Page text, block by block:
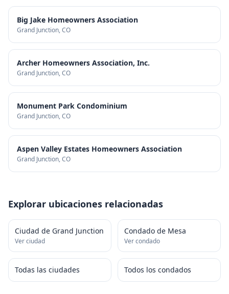
Big Jake Homeowners Association
Grand Junction, CO
Archer Homeowners Association, Inc.
Grand Junction, CO
Monument Park Condominium
Grand Junction, CO
Aspen Valley Estates Homeowners Association
Grand Junction, CO
Explorar ubicaciones relacionadas
Ciudad de Grand Junction
Ver ciudad
Condado de Mesa
Ver condado
Todas las ciudades Todos los condados